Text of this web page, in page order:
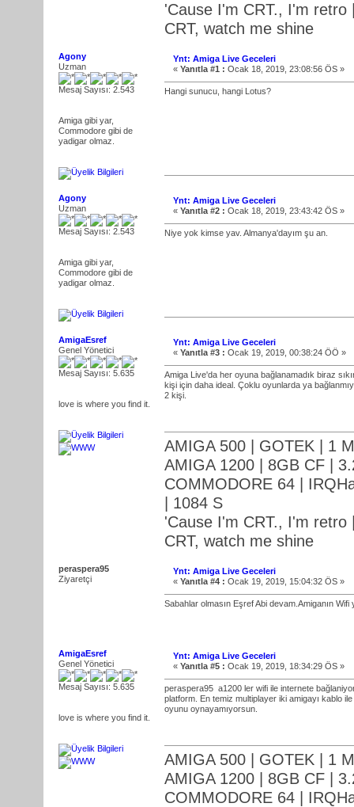
'Cause I'm CRT., I'm retro
CRT, watch me shine
Agony
Uzman
Mesaj Sayısı: 2.543
Amiga gibi yar,
Commodore gibi de
yadigar olmaz.
Ynt: Amiga Live Geceleri
« Yanıtla #1 : Ocak 18, 2019, 23:08:56 ÖS »
Hangi sunucu, hangi Lotus?
Agony
Uzman
Mesaj Sayısı: 2.543
Amiga gibi yar,
Commodore gibi de
yadigar olmaz.
Ynt: Amiga Live Geceleri
« Yanıtla #2 : Ocak 18, 2019, 23:43:42 ÖS »
Niye yok kimse yav. Almanya'dayım şu an.
AmigaEsref
Genel Yönetici
Mesaj Sayısı: 5.635
love is where you find it.
Ynt: Amiga Live Geceleri
« Yanıtla #3 : Ocak 19, 2019, 00:38:24 ÖÖ »
Amiga Live'da her oyuna bağlanamadık biraz
kişi için daha ideal. Çoklu oyunlarda ya
2 kişi.
AMIGA 500 | GOTEK | 1
AMIGA 1200 | 8GB CF |
COMMODORE 64 |
| 1084 S
'Cause I'm CRT., I'm retro
CRT, watch me shine
peraspera95
Ziyaretçi
Ynt: Amiga Live Geceleri
« Yanıtla #4 : Ocak 19, 2019, 15:04:32 ÖS »
Sabahlar olmasın Eşref Abi devam.Amiganın
AmigaEsref
Genel Yönetici
Mesaj Sayısı: 5.635
love is where you find it.
Ynt: Amiga Live Geceleri
« Yanıtla #5 : Ocak 19, 2019, 18:34:29 ÖS »
peraspera95 a1200 ler wifi ile internete
platform. En temiz multiplayer iki amigayı kablo
oyunu oynayamıyorsun.
AMIGA 500 | GOTEK | 1
AMIGA 1200 | 8GB CF |
COMMODORE 64 |